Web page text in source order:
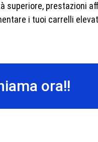
prestazioni
i tuoi carrelli
ora!!